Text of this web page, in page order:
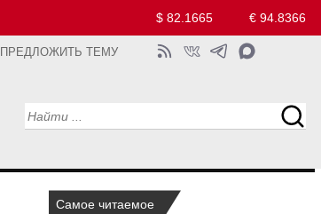
$ 82.1665 € 94.8366
ПРЕДЛОЖИТЬ ТЕМУ
Самое читаемое